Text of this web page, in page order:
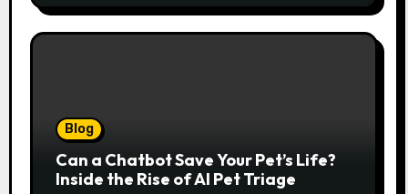
Serenity
Blog
Can a Chatbot Save Your Pet’s Life?
Inside the Rise of AI Pet Triage